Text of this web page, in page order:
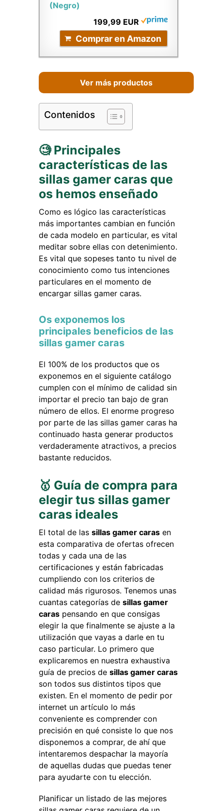
(Negro)
199,99 EUR
Comprar en Amazon
Ver más productos
Contenidos
🧐 Principales
características de las
sillas gamer caras que
os hemos enseñado
Como es lógico las características
más importantes cambian en función
de cada modelo en particular, es vital
meditar sobre ellas con detenimiento.
Es vital que sopeses tanto tu nivel de
conocimiento como tus intenciones
particulares en el momento de
encargar sillas gamer caras.
Os exponemos los
principales beneficios de las
sillas gamer caras
El 100% de los productos que os
exponemos en el siguiente catálogo
cumplen con el mínimo de calidad sin
importar el precio tan bajo de gran
número de ellos. El enorme progreso
por parte de las sillas gamer caras ha
continuado hasta generar productos
verdaderamente atractivos, a precios
bastante reducidos.
🥇 Guía de compra para
elegir tus sillas gamer
caras ideales
El total de las sillas gamer caras en
esta comparativa de ofertas ofrecen
todas y cada una de las
certificaciones y están fabricadas
cumpliendo con los criterios de
calidad más rigurosos. Tenemos unas
cuantas categorías de sillas gamer
caras pensando en que consigas
elegir la que finalmente se ajuste a la
utilización que vayas a darle en tu
caso particular. Lo primero que
explicaremos en nuestra exhaustiva
guía de precios de sillas gamer caras
son todos sus distintos tipos que
existen. En el momento de pedir por
internet un artículo lo más
conveniente es comprender con
precisión en qué consiste lo que nos
disponemos a comprar, de ahí que
intentaremos despachar la mayoría
de aquellas dudas que puedas tener
para ayudarte con tu elección.
Planificar un listado de las mejores